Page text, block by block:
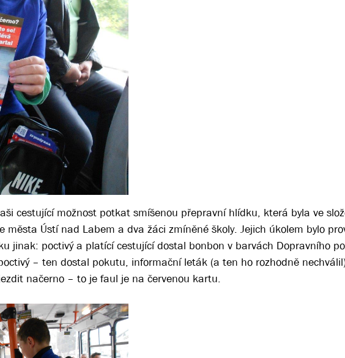
cestující možnost potkat smíšenou přepravní hlídku, která byla ve
města Ústí nad Labem a dva žáci zmíněné školy. Jejich úkolem bylo
jinak: poctivý a platící cestující dostal bonbon v barvách Dopravního
– ten dostal pokutu, informační leták (a ten ho rozhodně
načerno – to je faul je na červenou kartu.